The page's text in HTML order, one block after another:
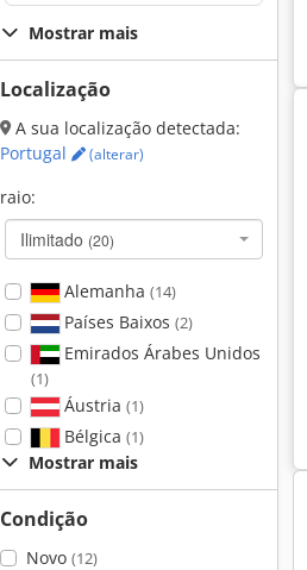
Mostrar mais
Localização
A sua localização detectada:
Portugal
(alterar)
raio:
Ilimitado (20)
Alemanha (14)
Países Baixos (2)
Emirados Árabes Unidos
(1)
Áustria (1)
Bélgica (1)
Mostrar mais
Condição
Novo (12)